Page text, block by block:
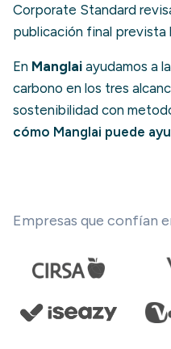
Corporate Standard
publicación final prevista
En Manglai ayudamos a
carbono en los tres
sostenibilidad con
cómo Manglai puede
Empresas que confían